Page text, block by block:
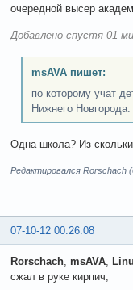
очередной высер
Добавлено спустя 01
msAVA пишет:
по которому учат
Нижнего Новгорода.
Одна школа? Из
Редактировался Rorschach
07-10-12 00:26:08
Rorschach, msAVA,
сжал в руке кирпич,